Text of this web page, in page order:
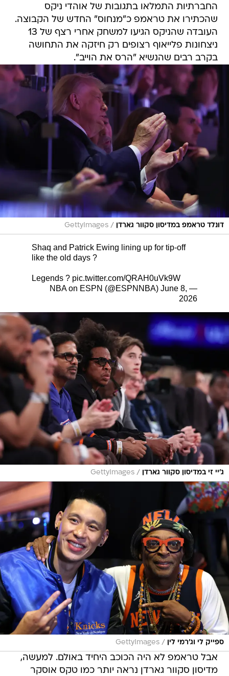
החברתיות התמלאו בתגובות של אוהדי ניקס
שהכתירו את טראמפ כ"מנחוס" החדש של הקבוצה.
העובדה שהניקס הגיעו למשחק אחרי רצף של 13
ניצחונות פלייאוף רצופים רק חיזקה את התחושה
בקרב רבים שהנשיא "הרס את הוייב".
דונלד טראמפ במדיסון סקוור גארדן /
GettyImages
Shaq and Patrick Ewing lining up for tip-off
like the old days ?
Legends ? pic.twitter.com/QRAH0uVk9W
— NBA on ESPN (@ESPNNBA)
June 8,
2026
ג'יי זי במדיסון סקוור גארדן /
GettyImages
ספייק לי וג'רמי לין /
GettyImages
אבל טראמפ לא היה הכוכב היחיד באולם. למעשה,
מדיסון סקוור גארדן נראה יותר כמו טקס אוסקר